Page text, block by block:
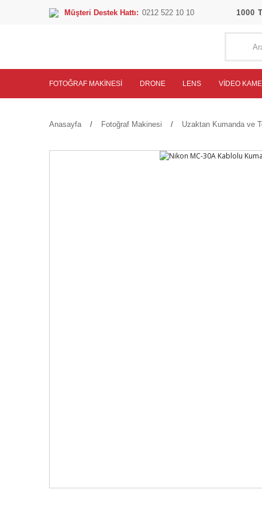
Müşteri Destek Hattı: 0212 522 10 10 1000
FOTOĞRAF MAKINESI DRONE LENS VIDEO
Anasayfa Fotoğraf Makinesi Uzaktan Kumanda ve